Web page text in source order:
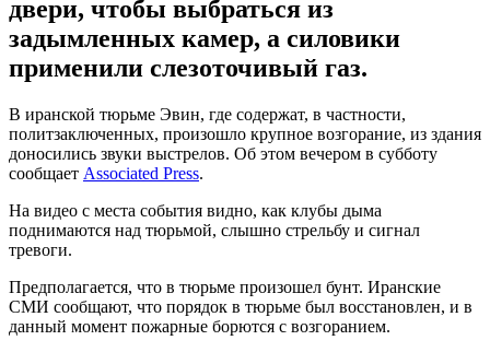
двери, чтобы выбраться из
задымленных камер, а силовики
применили слезоточивый газ.
В иранской тюрьме Эвин, где содержат, в частности,
политзаключенных, произошло крупное возгорание, из здания
доносились звуки выстрелов. Об этом вечером в субботу
сообщает Associated Press.
На видео с места события видно, как клубы дыма
поднимаются над тюрьмой, слышно стрельбу и сигнал
тревоги.
Предполагается, что в тюрьме произошел бунт. Иранские
СМИ сообщают, что порядок в тюрьме был восстановлен, и в
данный момент пожарные борются с возгоранием.